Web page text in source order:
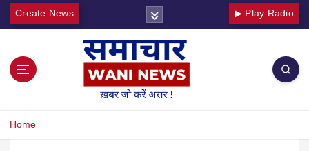
Create News ▶ Play Radio
Home